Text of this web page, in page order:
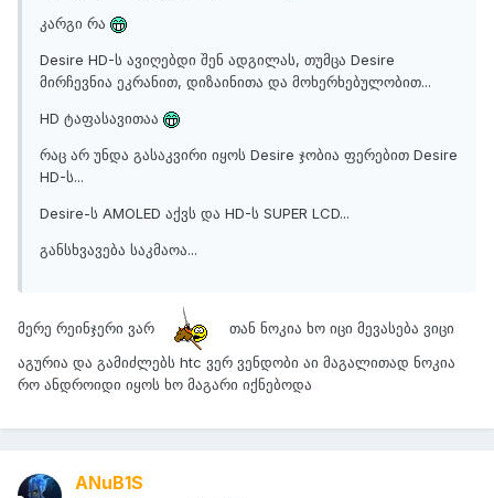
კარგი რა
Desire HD-ს ავიღებდი შენ ადგილას, თუმცა Desire
მირჩევნია ეკრანით, დიზაინითა და მოხერხებულობით...
HD ტაფასავითაა
რაც არ უნდა გასაკვირი იყოს Desire ჯობია ფერებით Desire
HD-ს...
Desire-ს AMOLED აქვს და HD-ს SUPER LCD...
განსხვავება საკმაოა...
მერე რეინჯერი ვარ
თან ნოკია ხო იცი მევასება ვიცი
აგურია და გამიძლებს htc ვერ ვენდობი აი მაგალითად ნოკია
რო ანდროიდი იყოს ხო მაგარი იქნებოდა
ANuB1S